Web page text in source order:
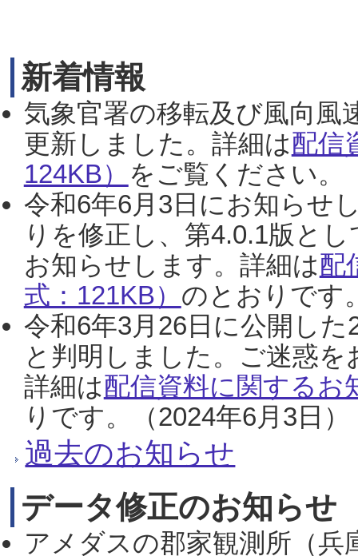
新着情報
気象官署の移転及び風向風
更新しました。詳細は配信
124KB） をご覧ください。
令和6年6月3日にお知らせ
りを修正し、第4.0.1版と
お知らせします。詳細は配
式：121KB） のとおりです
令和6年3月26日に公開し
と判明しました。ご迷惑
詳細は配信資料に関するお
りです。（2024年6月3日）
過去のお知らせ
データ修正のお知らせ
アメダスの郡家観測所（